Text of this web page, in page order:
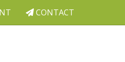
CONTACT